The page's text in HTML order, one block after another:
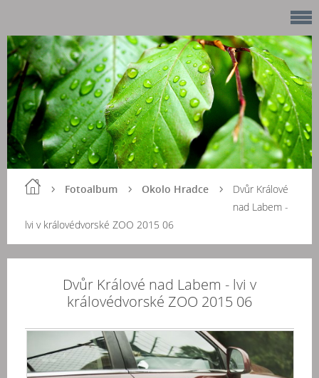
Fotoalbum Okolo Hradce
Dvůr Králové
nad Labem -
lvi v královédvorské ZOO 2015 06
Dvůr Králové nad Labem - lvi v
královédvorské ZOO 2015 06